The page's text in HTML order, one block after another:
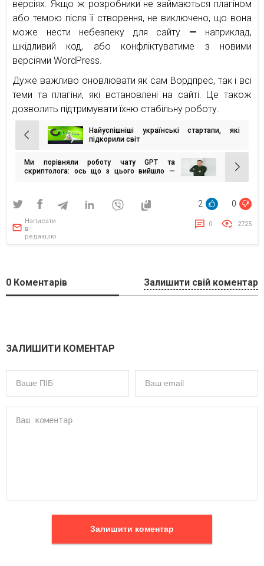
версіях. Якщо ж розробники не займаються плагіном
або темою після її створення, не виключено, що вона
може нести небезпеку для сайту — наприклад,
шкідливий код, або конфліктуватиме з новими
версіями WordPress.
Дуже важливо оновлювати як сам Вордпрес, так і всі
теми та плагіни, які встановлені на сайті. Це також
дозволить підтримувати їхню стабільну роботу.
Навігація
записів
Найуспішніші українські стартапи, які
підкорили світ
Ми порівняли роботу чату GPT та
скриптолога: ось що з цього вийшло —
2 0
Написати
в
редакцію
0 2725
0 Коментарів Залишити свій коментар
ЗАЛИШИТИ КОМЕНТАР
Залишити коментар